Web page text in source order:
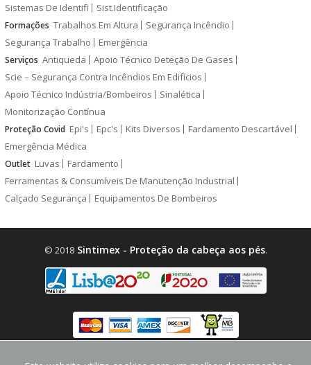
Sistemas De Identifi
Sist.Identificação
Formações Trabalhos Em Altura
Segurança Incêndio
Segurança Trabalho
Emergência
Serviços Antiqueda
Apoio Técnico Deteção De Gases
Scie – Segurança Contra Incêndios Em Edifícios
Apoio Técnico Indústria/Bombeiros
Sinalética
Monitorização Contínua
Proteção Covid Epi's Epc's Kits Diversos
Fardamento Descartável
Emergência Médica
Outlet Luvas
Fardamento
Ferramentas & Consumíveis De Manutenção Industrial
Calçado Segurança
Equipamentos De Bombeiros
© 2018Sintimex - Proteção da cabeça aos pés.